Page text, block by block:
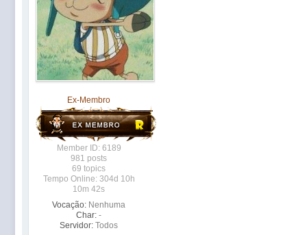
Ex-Membro
Member ID: 6189
981 posts
69 topics
Tempo Online: 304d 10h
10m 42s
Vocação: Nenhuma
Char: -
Servidor: Todos